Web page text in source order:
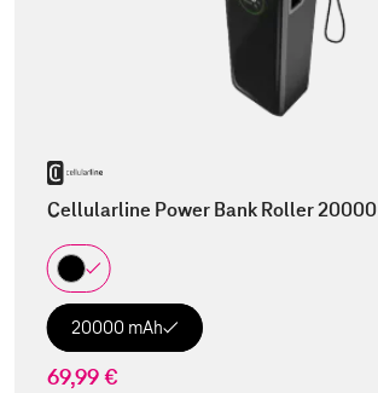
Cellularline Power Bank Roller 20000
20000 mAh
69,99 €